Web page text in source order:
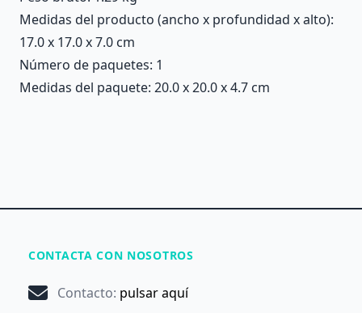
Medidas del producto (ancho x profundidad x alto):
17.0 x 17.0 x 7.0 cm
Número de paquetes: 1
Medidas del paquete: 20.0 x 20.0 x 4.7 cm
CONTACTA CON NOSOTROS
Contacto: pulsar aquí